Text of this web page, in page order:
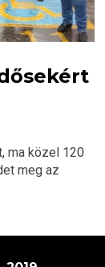
ma közel 120
meg az